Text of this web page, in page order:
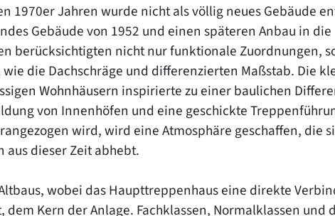
1970er Jahren wurde nicht als völlig neues Gebäude
Gebäude von 1952 und einen späteren Anbau in die
berücksichtigten nicht nur funktionale Zuordnungen,
die Dachschräge und differenzierten Maßstab. Die
Wohnhäusern inspirierte zu einer baulichen
von Innenhöfen und eine geschickte
wird, wird eine Atmosphäre geschaffen, die
dieser Zeit abhebt.
wobei das Haupttreppenhaus eine direkte
Kern der Anlage. Fachklassen, Normalklassen und